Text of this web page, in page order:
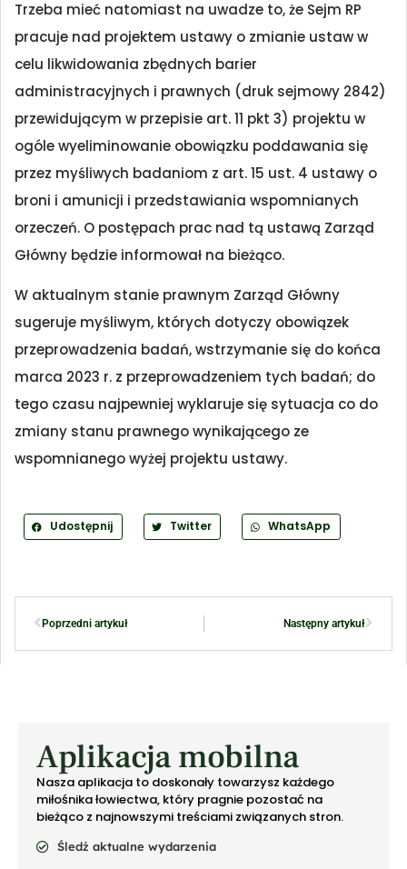
Trzeba mieć natomiast na uwadze to, że Sejm RP
pracuje nad projektem ustawy o zmianie ustaw w
celu likwidowania zbędnych barier
administracyjnych i prawnych (druk sejmowy 2842)
przewidującym w przepisie art. 11 pkt 3) projektu w
ogóle wyeliminowanie obowiązku poddawania się
przez myśliwych badaniom z art. 15 ust. 4 ustawy o
broni i amunicji i przedstawiania wspomnianych
orzeczeń. O postępach prac nad tą ustawą Zarząd
Główny będzie informował na bieżąco.
W aktualnym stanie prawnym Zarząd Główny
sugeruje myśliwym, których dotyczy obowiązek
przeprowadzenia badań, wstrzymanie się do końca
marca 2023 r. z przeprowadzeniem tych badań; do
tego czasu najpewniej wyklaruje się sytuacja co do
zmiany stanu prawnego wynikającego ze
wspomnianego wyżej projektu ustawy.
Udostępnij Twitter WhatsApp
Poprzedni artykuł Następny artykuł
Aplikacja mobilna
Nasza aplikacja to doskonały towarzysz każdego
miłośnika łowiectwa, który pragnie pozostać na
bieżąco z najnowszymi treściami związanych stron.
Śledź aktualne wydarzenia